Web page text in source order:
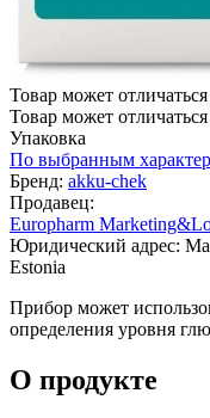
Товар может
Товар может
Упаковка
По выбранным
Бренд: akku-chek
Продавец:
Europharm
Юридический адрес:
Estonia
Прибор может
определения уровня
О продукте